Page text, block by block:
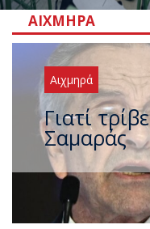
ΑΙΧΜΗΡΆ
Αιχμηρά